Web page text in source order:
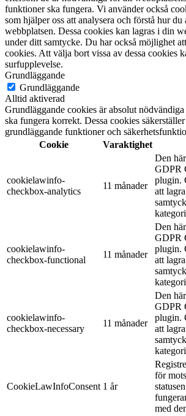
funktioner ska fungera. Vi använder också
som hjälper oss att analysera och förstå hur du
webbplatsen. Dessa cookies kan lagras i din
under ditt samtycke. Du har också möjlighet
cookies. Att välja bort vissa av dessa cookies
surfupplevelse.
Grundläggande
Grundläggande
Alltid aktiverad
Grundläggande cookies är absolut
ska fungera korrekt. Dessa cookies
grundläggande funktioner och
Cookie
Varaktighet
cookielawinfo-
checkbox-analytics
11 månader
Den
GDPR
plugin.
att
cookielawinfo-
checkbox-functional
11 månader
Den
GDPR
plugin.
att
cookielawinfo-
checkbox-necessary
11 månader
Den
GDPR
plugin.
att
CookieLawInfoConsent 1 år
för
med